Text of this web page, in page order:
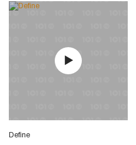
Define